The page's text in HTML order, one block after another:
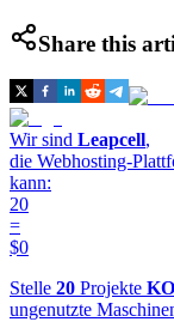
Share this
Wir sind Leapcell,
die Webhosting-
kann:
20
=
$0
Stelle 20 Projekte
ungenutzte